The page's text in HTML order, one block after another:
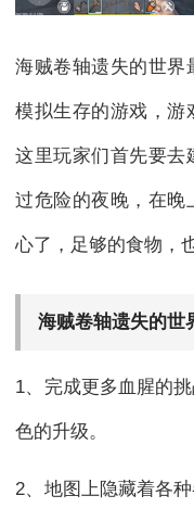
海贼卷轴遗失的世界
模拟生存的游戏，游
这里玩家们首先要去
过危险的夜晚，在晚
心了，足够的食物，
海贼卷轴遗失的世
1、完成更多血腥的
色的升级。
2、地图上隐藏着各